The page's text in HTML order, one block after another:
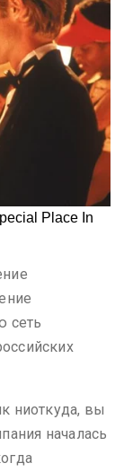
сеть
ниоткуда, вы
началась